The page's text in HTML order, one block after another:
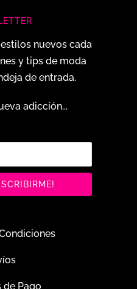
nuevos cada
y tips de moda
de entrada.
adicción...
de Pago